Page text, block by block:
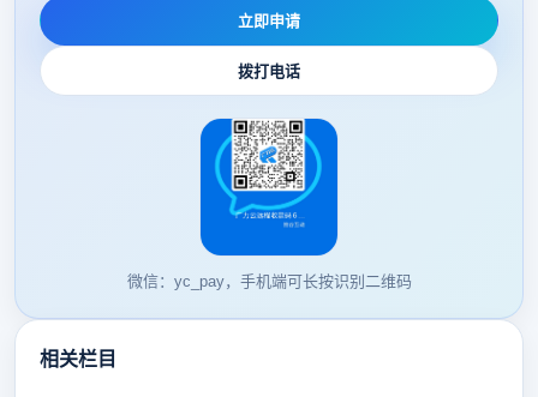
立即申请
拨打电话
微信：yc_pay，手机端可长按识别二维码
相关栏目